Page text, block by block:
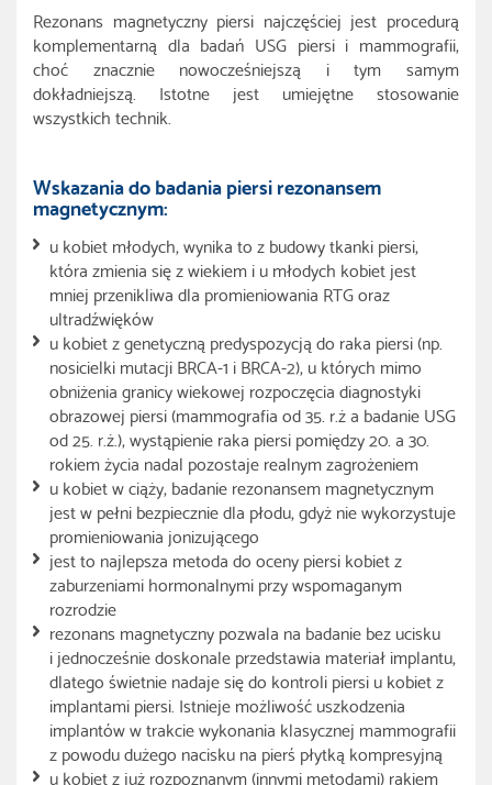
Rezonans magnetyczny piersi najczęściej jest procedurą
komplementarną dla badań USG piersi i mammografii,
choć znacznie nowocześniejszą i tym samym
dokładniejszą. Istotne jest umiejętne stosowanie
wszystkich technik.
Wskazania do badania piersi rezonansem
magnetycznym:
u kobiet młodych, wynika to z budowy tkanki piersi,
która zmienia się z wiekiem i u młodych kobiet jest
mniej przenikliwa dla promieniowania RTG oraz
ultradźwięków
u kobiet z genetyczną predyspozycją do raka piersi (np.
nosicielki mutacji BRCA-1 i BRCA-2), u których mimo
obniżenia granicy wiekowej rozpoczęcia diagnostyki
obrazowej piersi (mammografia od 35. r.ż a badanie USG
od 25. r.ż.), wystąpienie raka piersi pomiędzy 20. a 30.
rokiem życia nadal pozostaje realnym zagrożeniem
u kobiet w ciąży, badanie rezonansem magnetycznym
jest w pełni bezpiecznie dla płodu, gdyż nie wykorzystuje
promieniowania jonizującego
jest to najlepsza metoda do oceny piersi kobiet z
zaburzeniami hormonalnymi przy wspomaganym
rozrodzie
rezonans magnetyczny pozwala na badanie bez ucisku
i jednocześnie doskonale przedstawia materiał implantu,
dlatego świetnie nadaje się do kontroli piersi u kobiet z
implantami piersi. Istnieje możliwość uszkodzenia
implantów w trakcie wykonania klasycznej mammografii
z powodu dużego nacisku na pierś płytką kompresyjną
u kobiet z już rozpoznanym (innymi metodami) rakiem